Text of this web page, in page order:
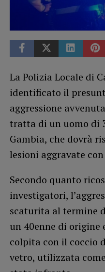
La Polizia Locale di
identificato il
aggressione
tratta di un uomo di
Gambia, che dovrà
lesioni aggravate
Secondo quanto
investigatori,
scaturita al termine
un 40enne di origine
colpita con il coccio
vetro, utilizzata